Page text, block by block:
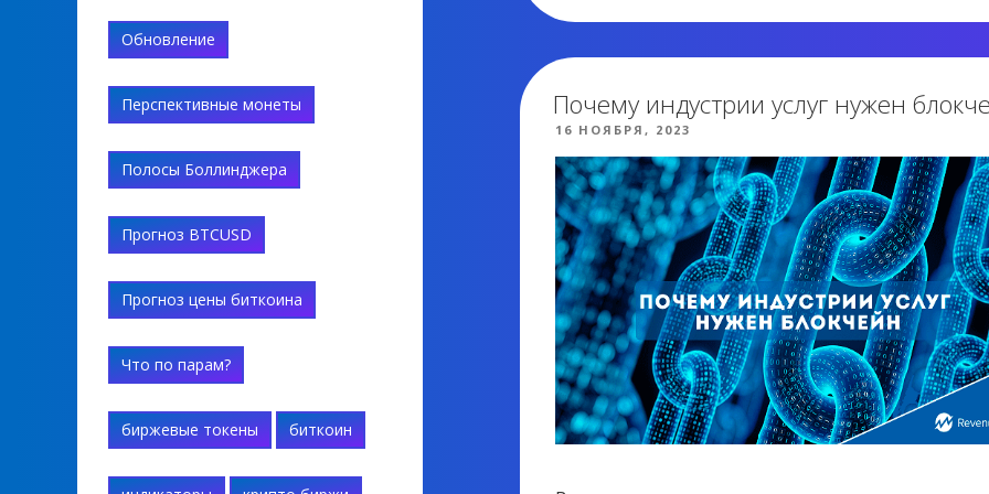
Почему индустрии услуг нужен
ОПУБЛИКОВАНО
16 НОЯБРЯ, 2023
Обновление
Перспективные монеты
Полосы Боллинджера
Прогноз BTCUSD
Прогноз цены биткоина
Что по парам?
биржевые токены биткоин